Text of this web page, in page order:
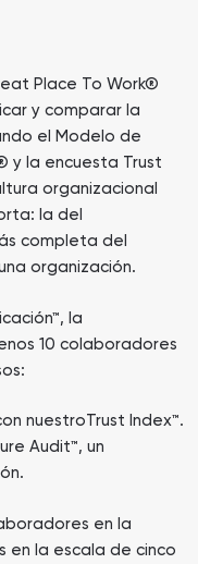
Place To Work®
y comparar la
el Modelo de
y la encuesta Trust
organizacional
la del
completa del
organización.
la
10 colaboradores
nuestroTrust Index™.
Audit™, un
en la
en la escala de cinco